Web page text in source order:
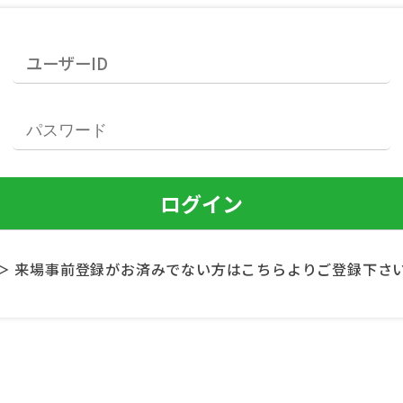
来場事前登録がお済みでない方はこちらよりご登録下さ